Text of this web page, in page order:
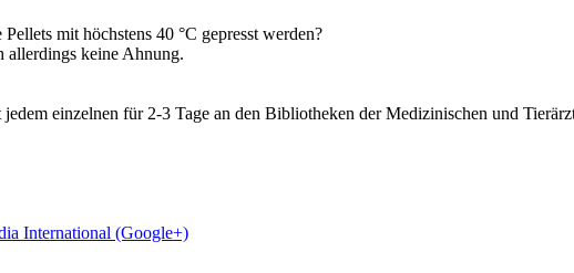
mit höchstens 40 °C gepresst werden?
allerdings keine Ahnung.
einzelnen für 2-3 Tage an den Bibliotheken der Medizinischen und
International (Google+)